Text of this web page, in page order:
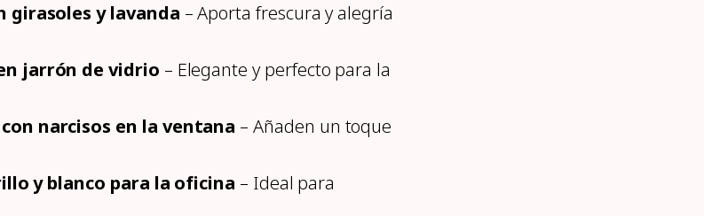
girasoles y lavanda – Aporta frescura y alegría
jarrón de vidrio – Elegante y perfecto para la
narcisos en la ventana – Añaden un toque
y blanco para la oficina – Ideal para